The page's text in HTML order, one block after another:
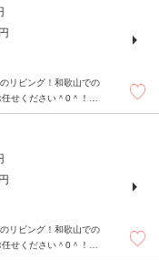
リビング！和歌山での
せください＾0＾！現
リビング！和歌山での
せください＾0＾！現